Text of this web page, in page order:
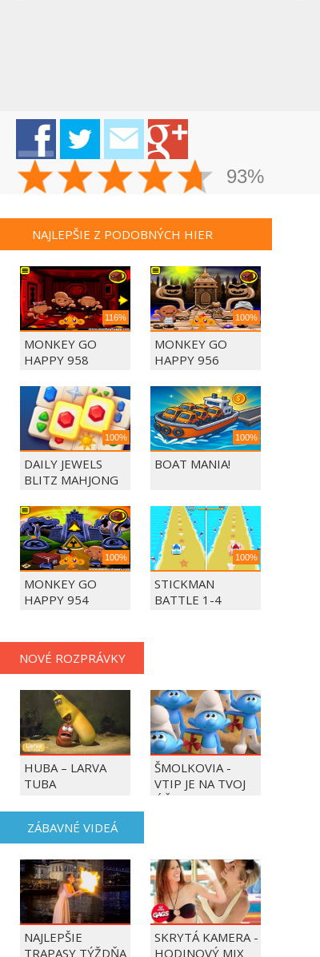
93%
NAJLEPŠIE Z PODOBNÝCH HIER
116%
MONKEY GO
HAPPY 958
100%
MONKEY GO
HAPPY 956
100%
DAILY JEWELS
BLITZ MAHJONG
100%
BOAT MANIA!
100%
MONKEY GO
HAPPY 954
100%
STICKMAN
BATTLE 1-4
NOVÉ ROZPRÁVKY
HUBA – LARVA
TUBA
ŠMOLKOVIA -
VTIP JE NA TVOJ
ÚČET
ZÁBAVNÉ VIDEÁ
NAJLEPŠIE
TRAPASY TÝŽDŇA
SKRYTÁ KAMERA -
HODINOVÝ MIX